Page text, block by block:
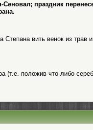
Сеновал; праздник
Степана вить венок из
(т.е. положив что-либо